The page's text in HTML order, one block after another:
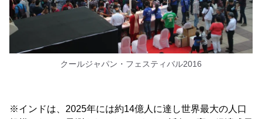
クールジャパン・フェスティバル2016
※インドは、2025年には約14億人に達し世界最大の人口